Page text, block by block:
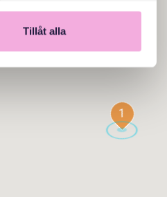
Tillåt alla
1